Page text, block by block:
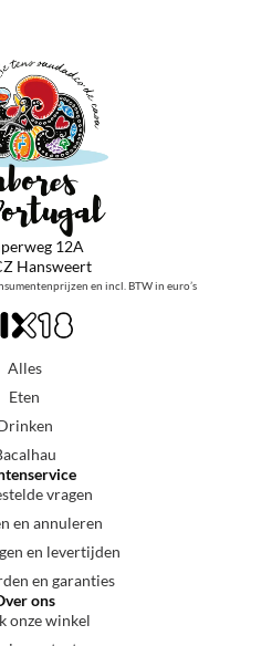
12A
Hansweert
en incl. BTW in euro’s
Alles
Eten
vragen
en annuleren
en levertijden
en garanties
ons
onze winkel